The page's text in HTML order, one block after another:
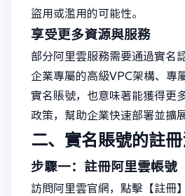
盜用或濫用的可能性。
享受更多資源與服務
部分阿里雲服務需要通過實名
企業專屬的高級VPC架構、專
實名賬號，也意味著能獲得更
政策，幫助企業快速部署並擴
二、實名賬號的註
步驟一：註冊阿里雲帳號
訪問阿里雲官網，點擊【註冊